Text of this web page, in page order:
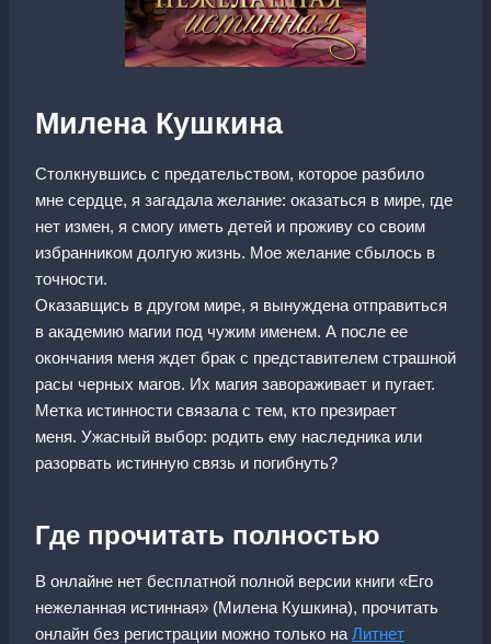
Милена Кушкина
Столкнувшись с предательством, которое разбило
мне сердце, я загадала желание: оказаться в мире, где
нет измен, я смогу иметь детей и проживу со своим
избранником долгую жизнь. Мое желание сбылось в
точности.
Оказавщись в другом мире, я вынуждена отправиться
в академию магии под чужим именем. А после ее
окончания меня ждет брак с представителем страшной
расы черных магов. Их магия завораживает и пугает.
Метка истинности связала с тем, кто презирает
меня. Ужасный выбор: родить ему наследника или
разорвать истинную связь и погибнуть?
Где прочитать полностью
В онлайне нет бесплатной полной версии книги «Его
нежеланная истинная» (Милена Кушкина), прочитать
онлайн без регистрации можно только на Литнет